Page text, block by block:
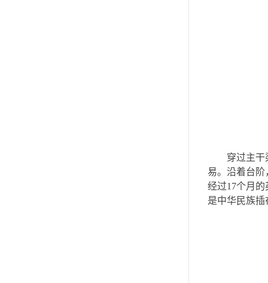
穿过主干
易。沿着台
经过17个月
是中华民族